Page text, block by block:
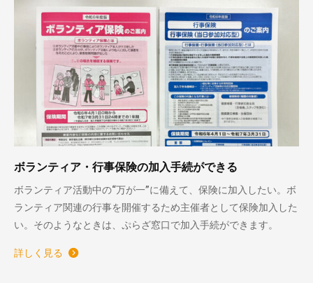
ボランティア・行事保険の加入手続ができる
ボランティア活動中の“万が一”に備えて、保険に加入したい。ボ
ランティア関連の行事を開催するため主催者として保険加入した
い。そのようなときは、ぷらざ窓口で加入手続ができます。
詳しく見る